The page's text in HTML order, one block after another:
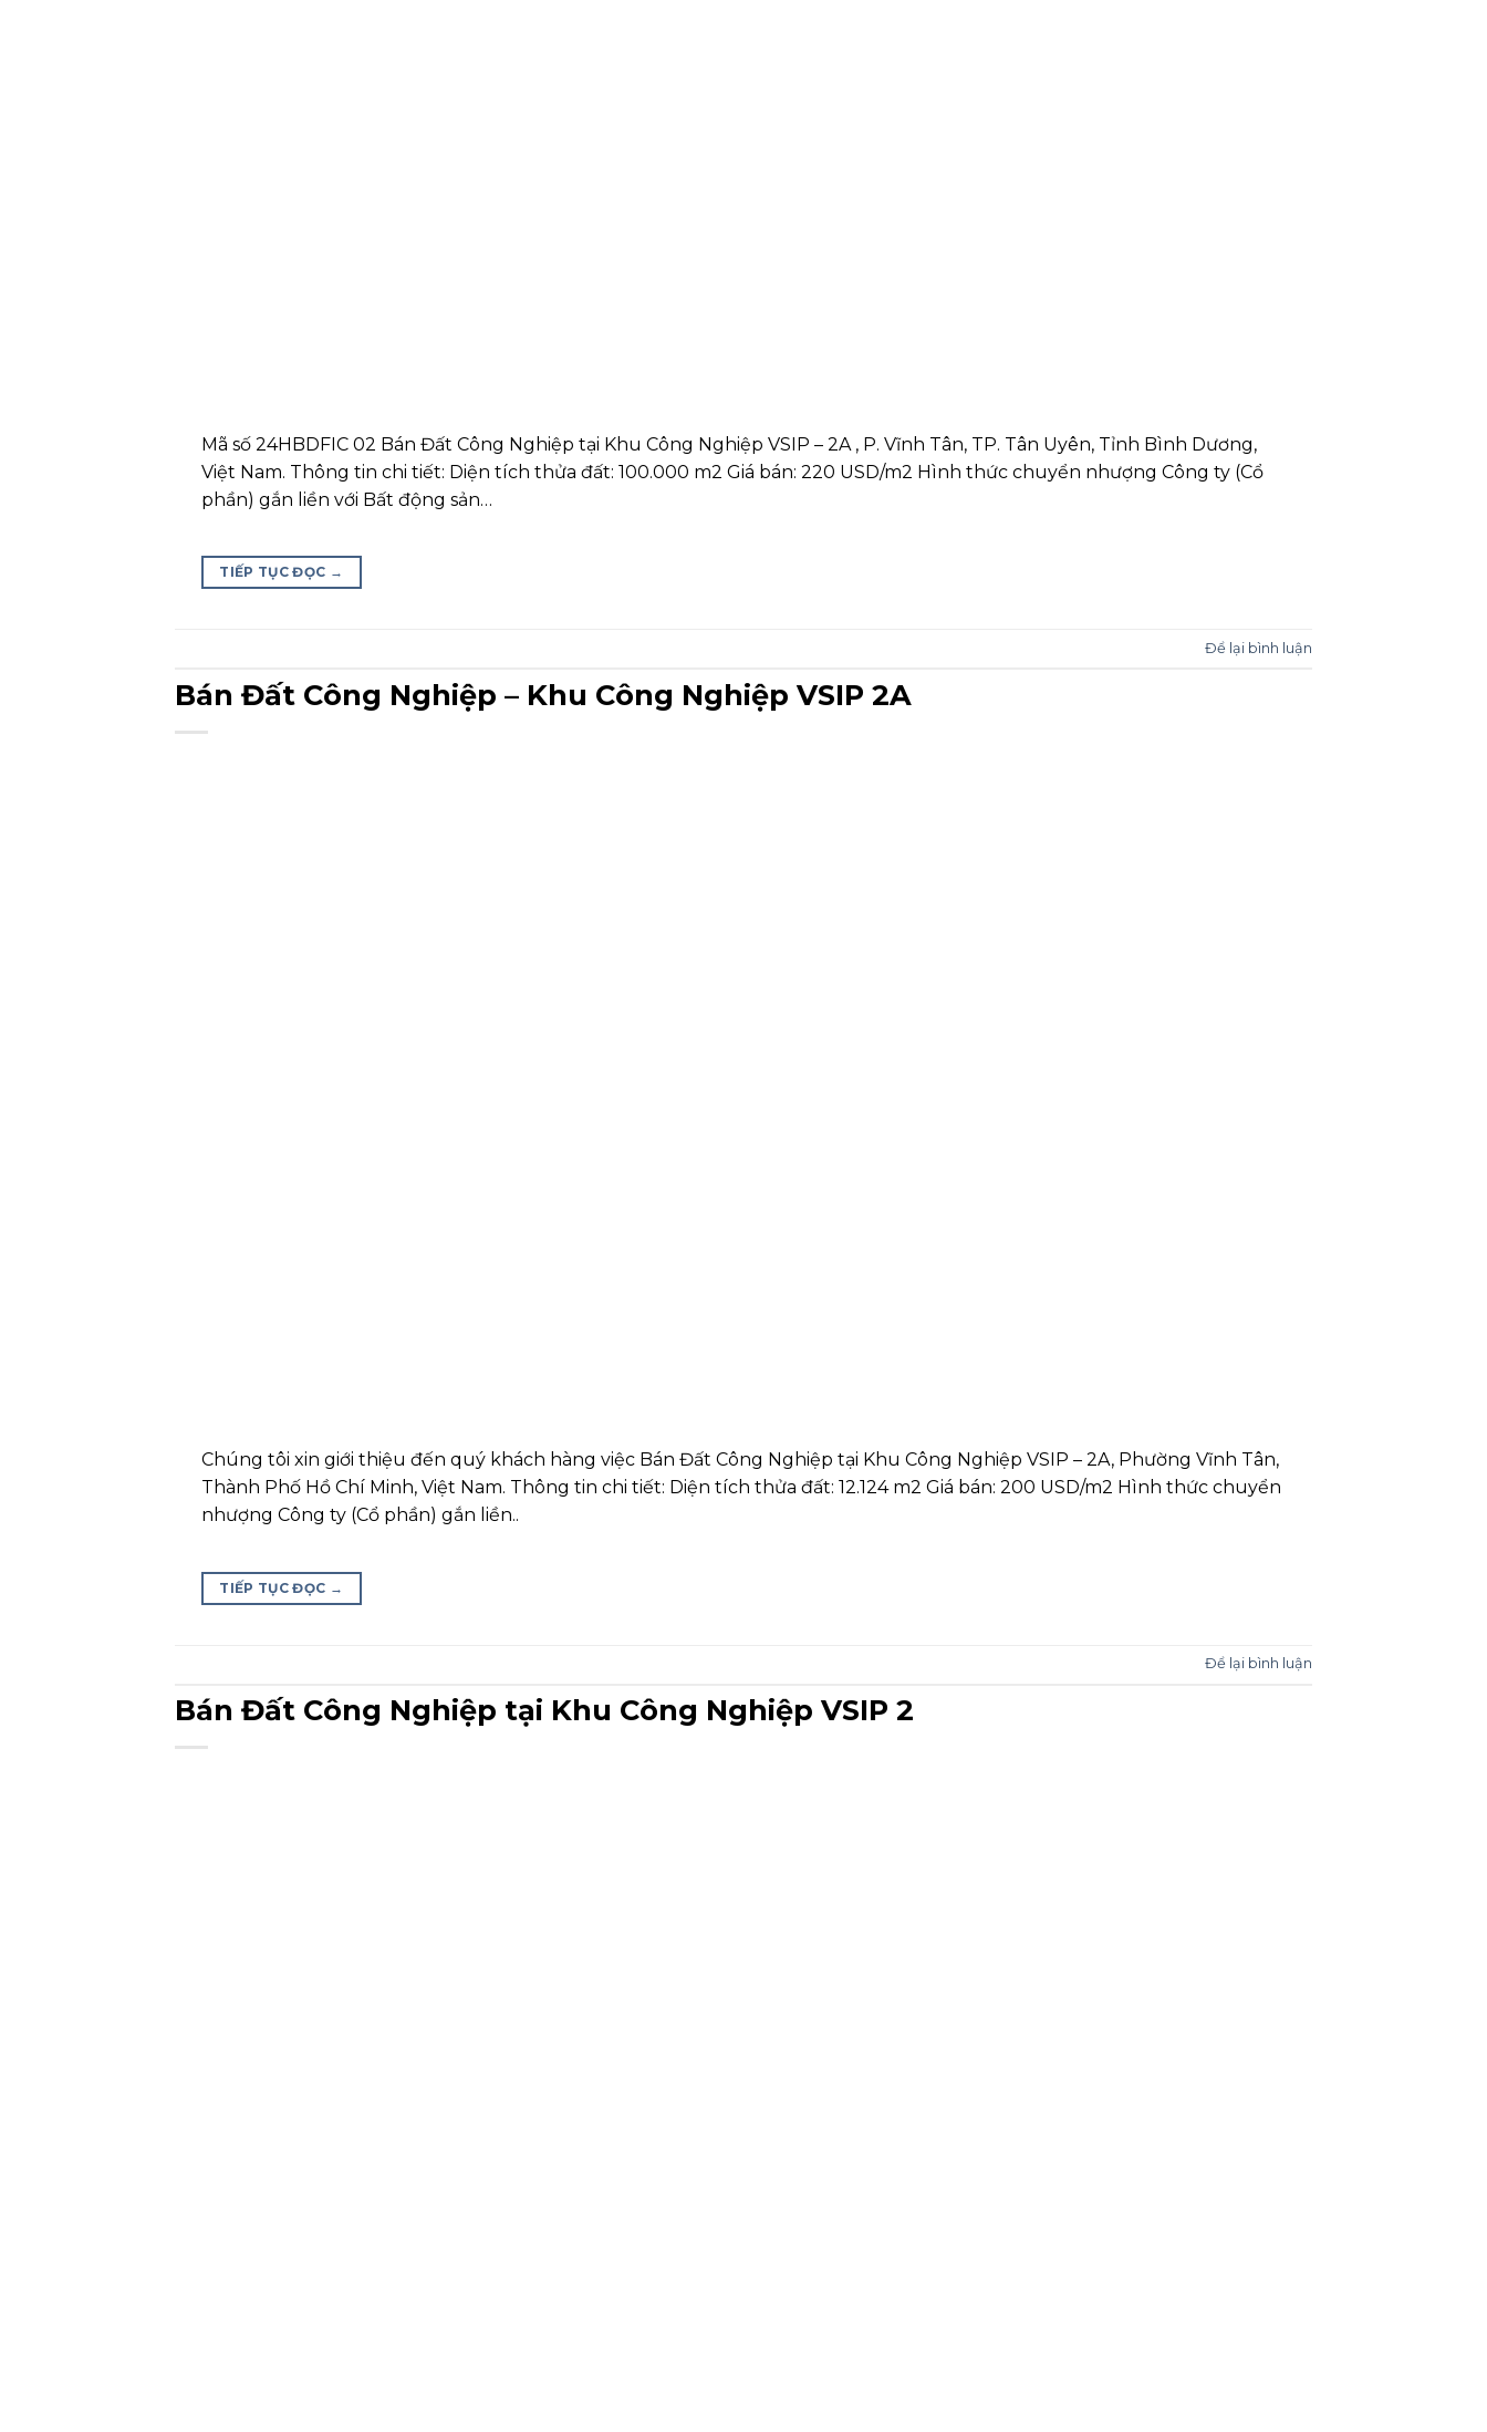
Mã số 24HBDFIC 02 Bán Đất Công Nghiệp tại Khu Công Nghiệp VSIP – 2A , P. Vĩnh Tân, TP. Tân Uyên, Tỉnh Bình Dương,
Việt Nam. Thông tin chi tiết: Diện tích thửa đất: 100.000 m2 Giá bán: 220 USD/m2 Hình thức chuyển nhượng Công ty (Cổ
phần) gắn liền với Bất động sản…
TIẾP TỤC ĐỌC →
Để lại bình luận
Bán Đất Công Nghiệp – Khu Công Nghiệp VSIP 2A
Chúng tôi xin giới thiệu đến quý khách hàng việc Bán Đất Công Nghiệp tại Khu Công Nghiệp VSIP – 2A, Phường Vĩnh Tân,
Thành Phố Hồ Chí Minh, Việt Nam. Thông tin chi tiết: Diện tích thửa đất: 12.124 m2 Giá bán: 200 USD/m2 Hình thức chuyển
nhượng Công ty (Cổ phần) gắn liền..
TIẾP TỤC ĐỌC →
Để lại bình luận
Bán Đất Công Nghiệp tại Khu Công Nghiệp VSIP 2